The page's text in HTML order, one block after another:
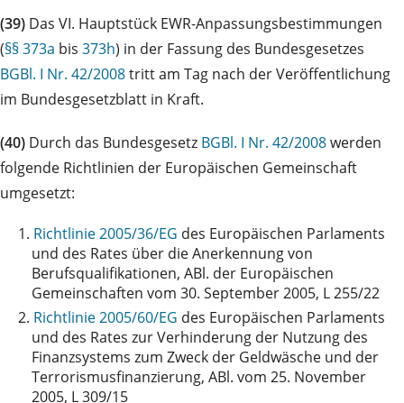
(39) Das VI. Hauptstück EWR-Anpassungsbestimmungen
(§§ 373a bis 373h) in der Fassung des Bundesgesetzes
BGBl. I Nr. 42/2008tritt am Tag nach der Veröffentlichung
im Bundesgesetzblatt in Kraft.
(40) Durch das Bundesgesetz BGBl. I Nr. 42/2008werden
folgende Richtlinien der Europäischen Gemeinschaft
umgesetzt:
1. Richtlinie 2005/36/EG des Europäischen Parlaments
und des Rates über die Anerkennung von
Berufsqualifikationen, ABl. der Europäischen
Gemeinschaften vom 30. September 2005, L 255/22
2. Richtlinie 2005/60/EG des Europäischen Parlaments
und des Rates zur Verhinderung der Nutzung des
Finanzsystems zum Zweck der Geldwäsche und der
Terrorismusfinanzierung, ABl. vom 25. November
2005, L 309/15